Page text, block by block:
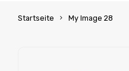
Startseite My Image 28